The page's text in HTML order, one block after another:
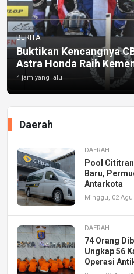
BERITA
Buktikan Kencangnya
Astra Honda Raih
4 jam yang lalu
Daerah
DAERAH
Pool
Baru,
Antarkota
Minggu, 02 Agu
DAERAH
74 Orang
Ungkap 56
Operasi